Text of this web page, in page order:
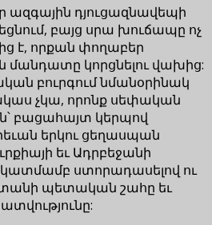
ազգային դյուցազնավեպի
բայց սրա խուճապը ոչ
է, որքան փողաբեր
կորցնելու վախից:
բուրգում նմանօրինակ
չկա, որոնք սեփական
բացահայտ կերպով
երկու ցեղասպան
եւ Ադրբեջանի
ստորադասելով ու
պետական շահը եւ